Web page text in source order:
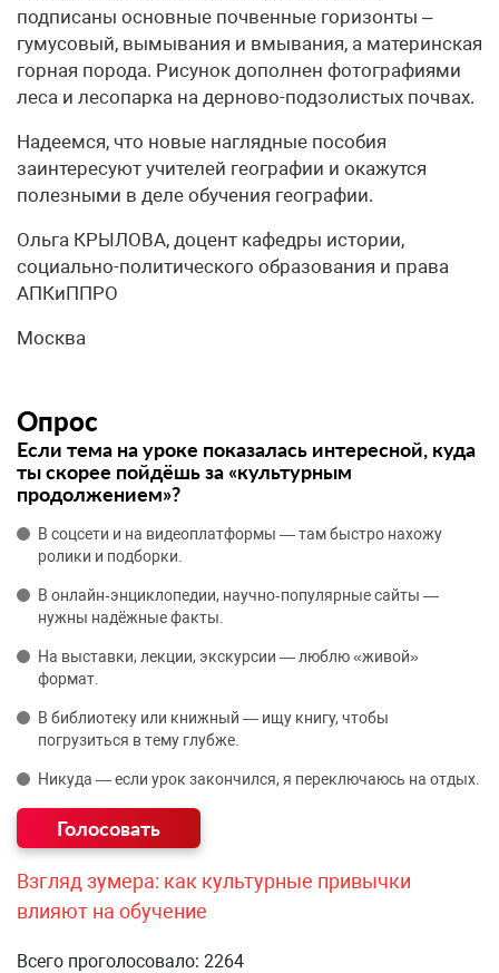
подписаны основные почвенные горизонты –
гумусовый, вымывания и вмывания, а материнская
горная порода. Рисунок дополнен фотографиями
леса и лесопарка на дерново-подзолистых почвах.
Надеемся, что новые наглядные пособия
заинтересуют учителей географии и окажутся
полезными в деле обучения географии.
Ольга КРЫЛОВА, доцент кафедры истории,
социально-политического образования и права
АПКиППРО
Москва
Опрос
Если тема на уроке показалась интересной, куда
ты скорее пойдёшь за «культурным
продолжением»?
В соцсети и на видеоплатформы — там быстро нахожу
ролики и подборки.
В онлайн‑энциклопедии, научно‑популярные сайты —
нужны надёжные факты.
На выставки, лекции, экскурсии — люблю «живой»
формат.
В библиотеку или книжный — ищу книгу, чтобы
погрузиться в тему глубже.
Никуда — если урок закончился, я переключаюсь на отдых.
Взгляд зумера: как культурные привычки
влияют на обучение
Всего проголосовало: 2264